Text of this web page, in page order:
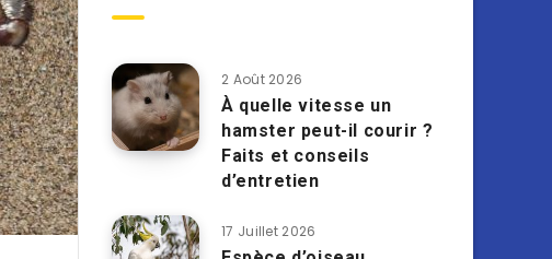
2 Août 2026
À quelle vitesse un
hamster peut-il courir ?
Faits et conseils
d’entretien
17 Juillet 2026